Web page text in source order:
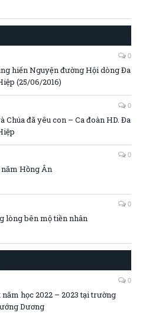
0
hiến Nguyện đường Hội dòng Đa
(25/06/2016)
0
Chúa đã yêu con – Ca đoàn HD. Đa
0
năm Hồng Ân
0
lòng bên mộ tiền nhân
0
học 2022 – 2023 tại trường
Dương